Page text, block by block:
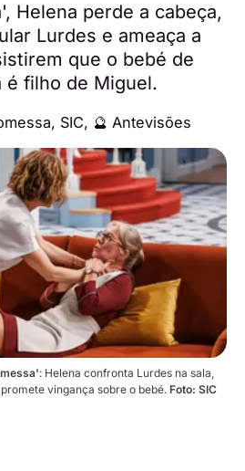
Helena perde a cabeça,
Lurdes e ameaça a
que o bebé de
é filho de Miguel.
, SIC, 🔮 Antevisões
: Helena confronta Lurdes na sala,
vingança sobre o bebé. Foto: SIC